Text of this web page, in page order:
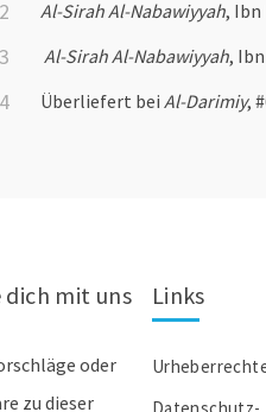
Al-Sirah Al-Nabawiyyah, Ibn
Al-Sirah Al-Nabawiyyah,
Überliefert bei Al-Darimiy,
dich mit uns
oder
zu dieser
Links